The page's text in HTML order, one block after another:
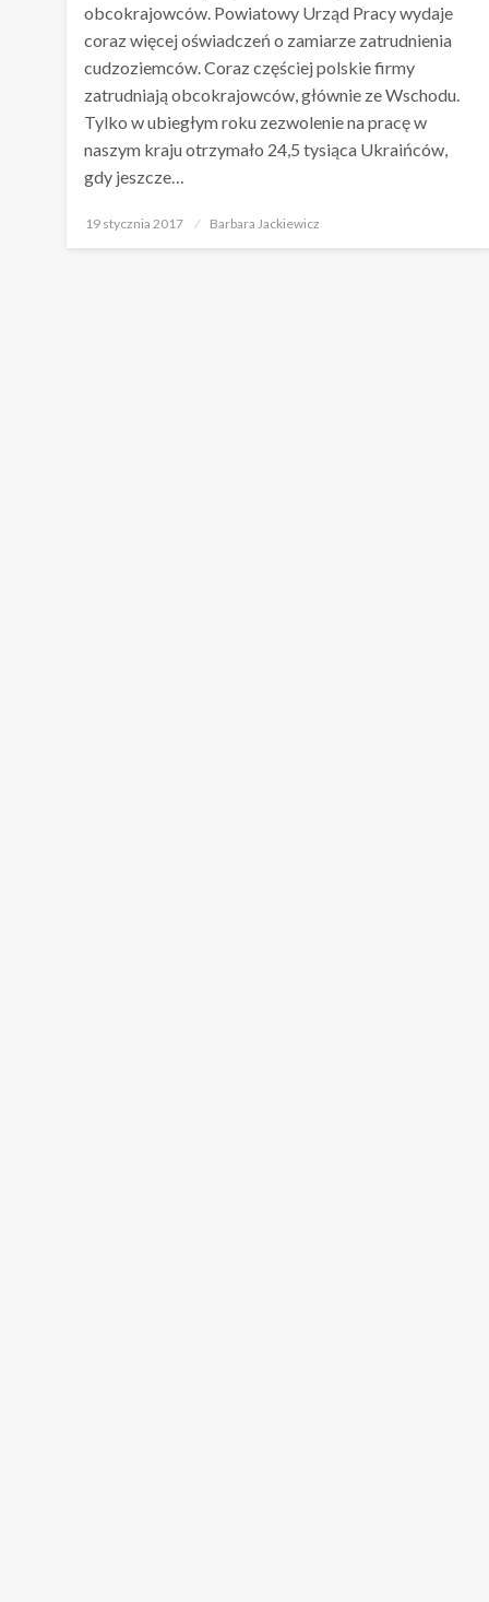
obcokrajowców. Powiatowy Urząd Pracy wydaje
coraz więcej oświadczeń o zamiarze zatrudnienia
cudzoziemców. Coraz częściej polskie firmy
zatrudniają obcokrajowców, głównie ze Wschodu.
Tylko w ubiegłym roku zezwolenie na pracę w
naszym kraju otrzymało 24,5 tysiąca Ukraińców,
gdy jeszcze…
Opublikowane
19 stycznia 2017 Barbara Jackiewicz